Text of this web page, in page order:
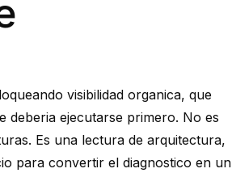
visibilidad organica, que
deberia ejecutarse primero. No es
Es una lectura de arquitectura,
para convertir el diagnostico en un